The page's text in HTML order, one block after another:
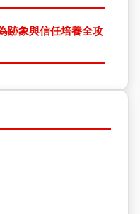
跡象與信任培養全攻